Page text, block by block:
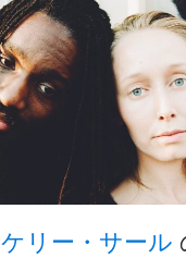
ケリー・サール